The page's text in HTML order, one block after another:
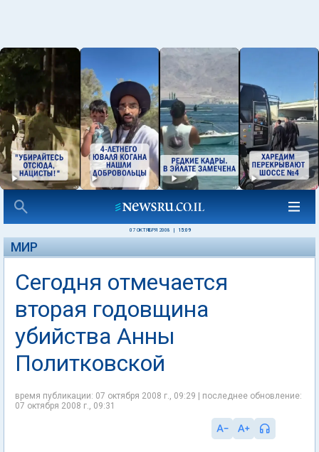
07 ОКТЯБРЯ 2008 15:09
МИР
Сегодня отмечается
вторая годовщина
убийства Анны
Политковской
время публикации: 07 октября 2008 г., 09:29 | последнее обновление:
07 октября 2008 г., 09:31